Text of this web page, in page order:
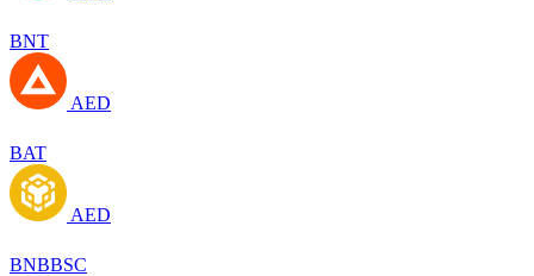
BNT
AED
BAT
AED
BNBBSC